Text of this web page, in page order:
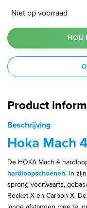
Niet op voorraad
HOU
Product
Beschrijving
Hoka Mach
De HOKA Mach 4
hardloopschoenen. In
sprong voorwaarts,
Rocket X en Carbon X.